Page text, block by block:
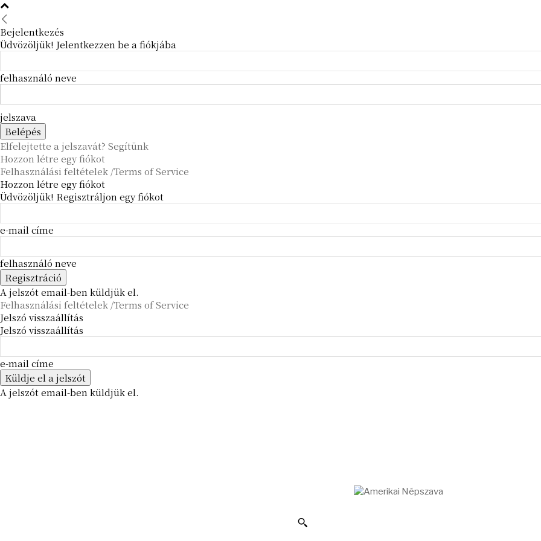
Bejelentkezés
Üdvözöljük! Jelentkezzen be a fiókjába
felhasználó neve
jelszava
Elfelejtette a jelszavát? Segítünk
Hozzon létre egy fiókot
Felhasználási feltételek /Terms of Service
Hozzon létre egy fiókot
Üdvözöljük! Regisztráljon egy fiókot
e-mail címe
felhasználó neve
A jelszót email-ben küldjük el.
Felhasználási feltételek /Terms of Service
Jelszó visszaállítás
Jelszó visszaállítás
e-mail címe
A jelszót email-ben küldjük el.